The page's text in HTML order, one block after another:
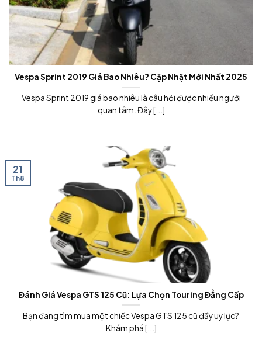
Vespa Sprint 2019 Giá Bao Nhiêu? Cập Nhật Mới Nhất 2025
Vespa Sprint 2019 giá bao nhiêu là câu hỏi được nhiều người
quan tâm. Đây [...]
Đánh Giá Vespa GTS 125 Cũ: Lựa Chọn Touring Đẳng Cấp
Bạn đang tìm mua một chiếc Vespa GTS 125 cũ đầy uy lực?
Khám phá [...]
21
Th8